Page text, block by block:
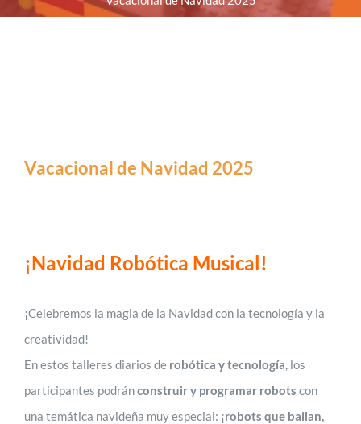
Vacacional de Navidad 2025
¡Navidad Robótica Musical!
¡Celebremos la magia de la Navidad con la tecnología y la
creatividad!
En estos talleres diarios de robótica y tecnología, los
participantes podránconstruir y programar robots con
una temática navideña muy especial: ¡robots que bailan,